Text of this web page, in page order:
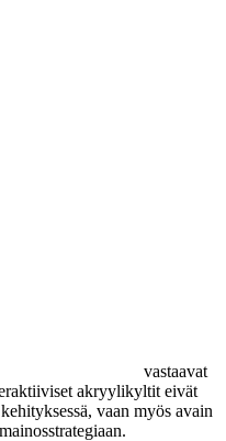
vastaavat
akryylikyltit eivät
vaan myös avain